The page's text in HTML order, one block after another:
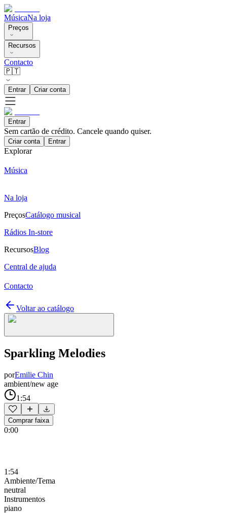
MúsicaNa loja
Preços
Recursos
Contacto
🇵🇹
Entrar Criar conta
Entrar
Sem cartão de crédito. Cancele quando quiser.
Criar conta Entrar
Explorar
Música
Na loja
PreçosCatálogo musical
Rádios In-store
RecursosBlog
Central de ajuda
Contacto
Voltar ao catálogo
Sparkling Melodies
porEmilie Chin
ambient/new age
1:54
Comprar faixa
0:00
1:54
Ambiente/Tema
neutral
Instrumentos
piano